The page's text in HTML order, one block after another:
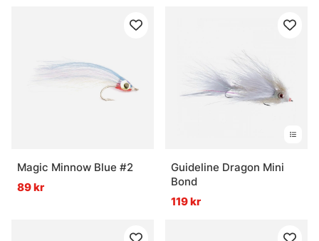
Magic Minnow Blue #2
89 kr
Guideline Dragon Mini
Bond
119 kr